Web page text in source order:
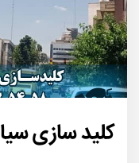
کلید سازی